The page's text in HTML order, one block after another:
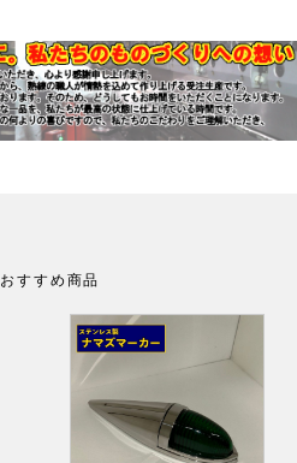
おすすめ商品